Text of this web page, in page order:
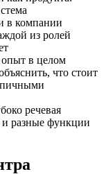
в компании
из ролей
в целом
что стоит
речевая
и разные функции